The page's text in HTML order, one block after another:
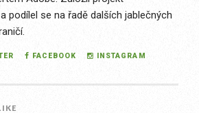
podílel se na řadě dalších jablečných
FACEBOOK INSTAGRAM